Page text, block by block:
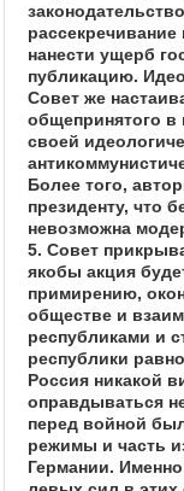
нанести ущерб
публикацию.
Совет же
общепринятого
своей
Более того,
президенту, что
невозможна
5. Совет
якобы акция
примирению,
обществе и
республиками и
республики
Россия никакой
оправдываться
перед войной
режимы и часть
Германии.